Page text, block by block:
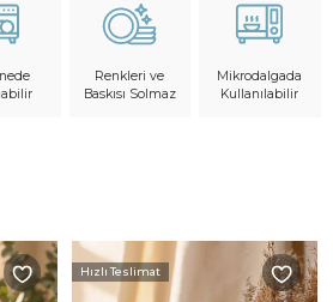
Renkleri ve
Baskısı Solmaz
Mikrodalgada
Kullanılabilir
Hızlı Teslimat